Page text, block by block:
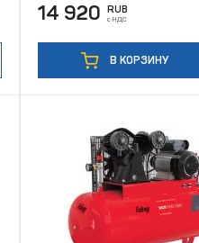
14 920 RUB
с НДС
В КОРЗИНУ